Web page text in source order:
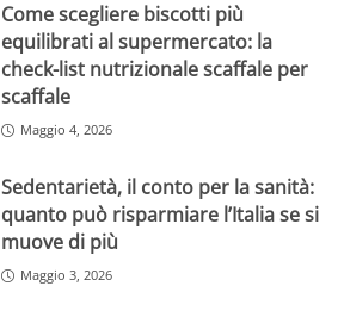
Come scegliere biscotti più
equilibrati al supermercato: la
check-list nutrizionale scaffale per
scaffale
Maggio 4, 2026
Sedentarietà, il conto per la sanità:
quanto può risparmiare l’Italia se si
muove di più
Maggio 3, 2026